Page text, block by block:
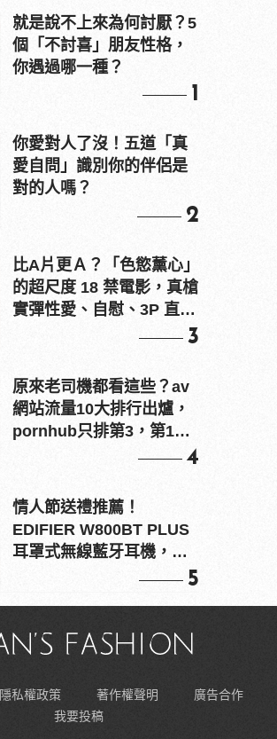
就是說不上來為何討厭？5
個「不討喜」朋友性格，
你遇過哪一種？
1
你愛對人了沒！五道「真
愛自問」識別你的伴侶是
對的人嗎？
2
比A片更Ａ？「色慾薰心」
的超尺度 18 禁電影，真槍
實彈性愛、自慰、3P 直接
3
原來老司機都看這些？av
網站流量10大排行出爐，
pornhub只排第3，第1名
4
情人節送禮推薦！
EDIFIER W800BT PLUS
耳罩式無線藍牙耳機，在
5
隱私權政策 著作權聲明
廣告合作
我要投稿